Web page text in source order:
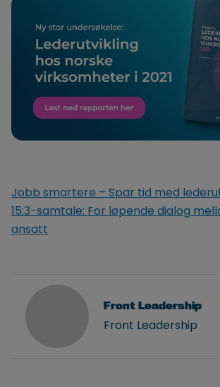
Jobb smartere – Spar tid med
15:3-samtale: For løpende dialog
ansatt
Front Leadership
Front Leadership